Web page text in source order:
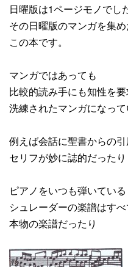
日曜版は1ページモノでした
その日曜版のマンガを集
この本です。
マンガではあっても
比較的読み手にも知性を
洗練されたマンガになって
例えば会話に聖書からの
セリフが妙に誌的だったり
ピアノをいつも弾いている
シュレーダーの楽譜はす
本物の楽譜だったり